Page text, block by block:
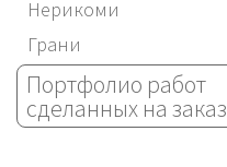
Нерикоми
Грани
Портфолио работ
сделанных на заказ